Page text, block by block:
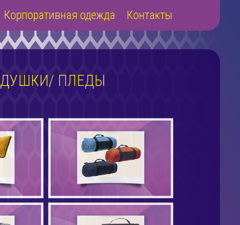
Корпоративная одежда Контакты
ПЛЕДЫ